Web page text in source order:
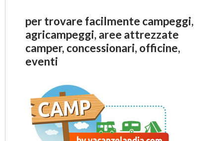
per trovare facilmente campeggi,
agricampeggi, aree attrezzate
camper, concessionari, officine,
eventi